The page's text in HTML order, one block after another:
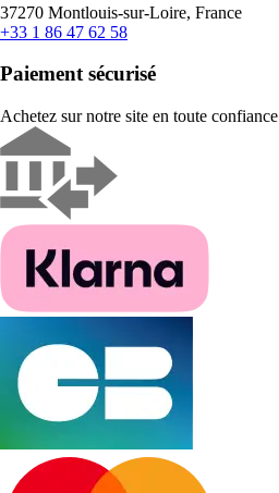
37270 Montlouis-sur-Loire, France
+33 1 86 47 62 58
Paiement sécurisé
Achetez sur notre site en toute confiance